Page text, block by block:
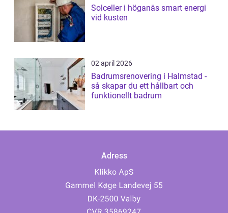
Solceller i höganäs smart energi
vid kusten
02 april 2026
Badrumsrenovering i Halmstad -
så skapar du ett hållbart och
funktionellt badrum
Adress